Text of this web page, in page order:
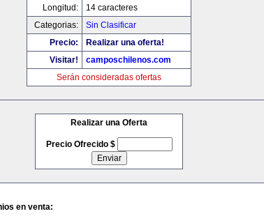
Longitud:
14 caracteres
Categorias:
Sin Clasificar
Precio:
Realizar una oferta!
Visitar!
camposchilenos.com
Serán consideradas ofertas
Realizar una Oferta
Precio Ofrecido $
en venta: